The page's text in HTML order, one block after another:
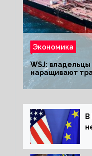
Экономика
WSJ:
наращивают
из РФ до санкций
В